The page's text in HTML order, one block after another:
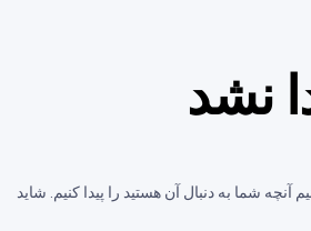
نشد
شما به دنبال آن هستید را پیدا کنیم. شاید